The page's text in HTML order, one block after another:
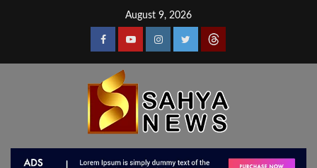
August 9, 2026